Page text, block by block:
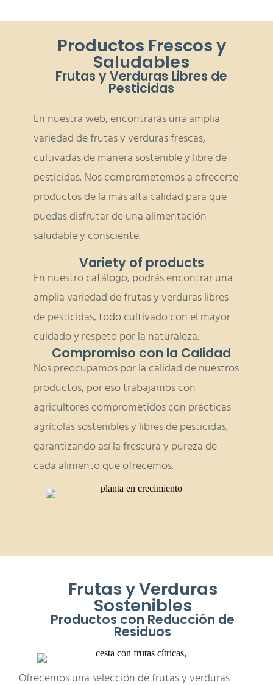
Productos Frescos y
Saludables
Frutas y Verduras Libres de
Pesticidas
En nuestra web, encontrarás una amplia
variedad de frutas y verduras frescas,
cultivadas de manera sostenible y libre de
pesticidas. Nos comprometemos a ofrecerte
productos de la más alta calidad para que
puedas disfrutar de una alimentación
saludable y consciente.
Variety of products
En nuestro catálogo, podrás encontrar una
amplia variedad de frutas y verduras libres
de pesticidas, todo cultivado con el mayor
cuidado y respeto por la naturaleza.
Compromiso con la Calidad
Nos preocupamos por la calidad de nuestros
productos, por eso trabajamos con
agricultores comprometidos con prácticas
agrícolas sostenibles y libres de pesticidas,
garantizando así la frescura y pureza de
cada alimento que ofrecemos.
Frutas y Verduras
Sostenibles
Productos con Reducción de
Residuos
Ofrecemos una selección de frutas y verduras